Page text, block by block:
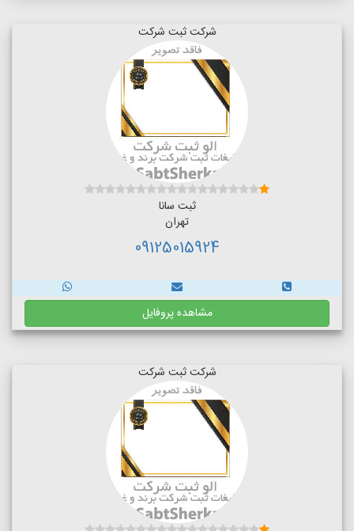
شرکت ثبت شرکت
ثبت سانا
تهران
09125015924
مشاهده پروفایل
شرکت ثبت شرکت